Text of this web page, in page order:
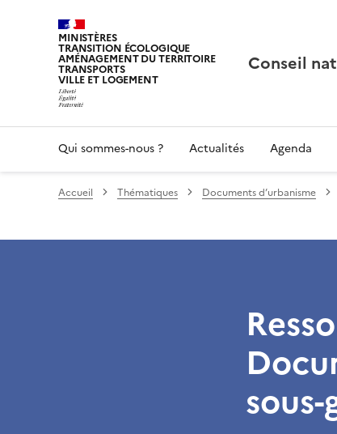
MINISTÈRES
TRANSITION ÉCOLOGIQUE
AMÉNAGEMENT DU TERRITOIRE
TRANSPORTS
VILLE ET LOGEMENT
Conseil
Qui sommes-nous ? Actualités Agenda
Accueil Thématiques Documents d’urbanisme